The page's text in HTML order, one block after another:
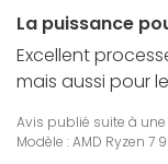
La puissance
Excellent
mais aussi pour
Avis publié suite à
Modèle : AMD Ryzen 7